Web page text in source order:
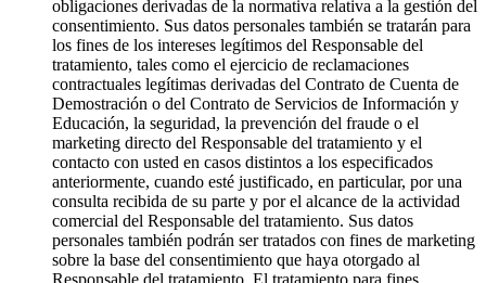
obligaciones derivadas de la normativa relativa a la gestión del
consentimiento. Sus datos personales también se tratarán para
los fines de los intereses legítimos del Responsable del
tratamiento, tales como el ejercicio de reclamaciones
contractuales legítimas derivadas del Contrato de Cuenta de
Demostración o del Contrato de Servicios de Información y
Educación, la seguridad, la prevención del fraude o el
marketing directo del Responsable del tratamiento y el
contacto con usted en casos distintos a los especificados
anteriormente, cuando esté justificado, en particular, por una
consulta recibida de su parte y por el alcance de la actividad
comercial del Responsable del tratamiento. Sus datos
personales también podrán ser tratados con fines de marketing
sobre la base del consentimiento que haya otorgado al
Responsable del tratamiento. El tratamiento para fines